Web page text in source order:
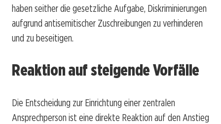
haben seither die gesetzliche Aufgabe, Diskriminierungen
aufgrund antisemitischer Zuschreibungen zu verhinderen
und zu beseitigen.
Reaktion auf steigende Vorfälle
Die Entscheidung zur Einrichtung einer zentralen
Ansprechperson ist eine direkte Reaktion auf den Anstieg